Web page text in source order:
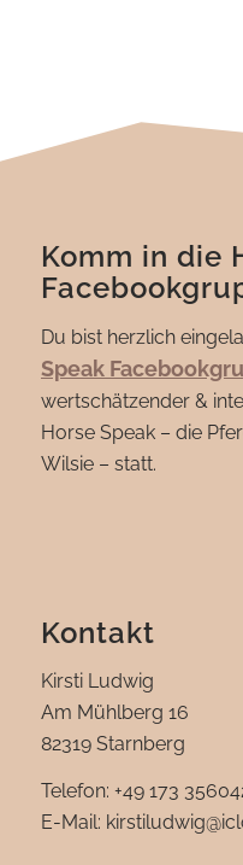
Komm in die
Du bist herzlich
Speak
wertschätzender &
Horse Speak – die
Wilsie – statt.
Kontakt
Kirsti Ludwig
Am Mühlberg 16
82319 Starnberg
Telefon: +49 173
E-Mail: